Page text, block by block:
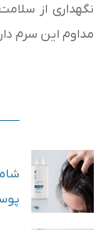
نگهداری از
مداوم این سرم